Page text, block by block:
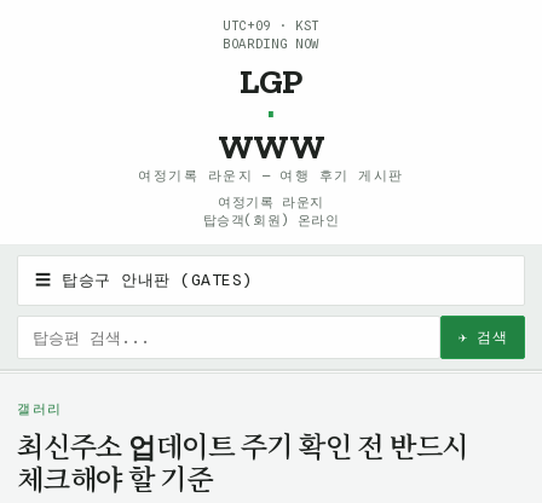
UTC+09 · KST
BOARDING NOW
LGP
·
WWW
여정기록 라운지 — 여행 후기 게시판
여정기록 라운지
탑승객(회원) 온라인
☰ 탑승구 안내판 (GATES)
✈ 검색
갤러리
최신주소 업데이트 주기 확인 전 반드시
체크해야 할 기준